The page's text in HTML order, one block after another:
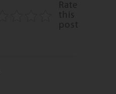
Rate
this
post